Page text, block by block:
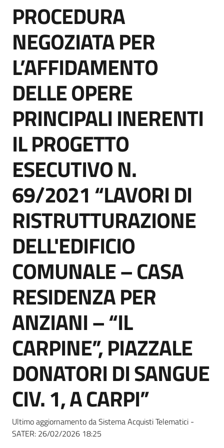
acquisto
Supporto
Piattaforme
telematiche
English
site
Seguici
su
Salta al contenuto
PROCEDURA
NEGOZIATA PER
L’AFFIDAMENTO
DELLE OPERE
PRINCIPALI INERENTI
IL PROGETTO
ESECUTIVO N.
69/2021 “LAVORI DI
RISTRUTTURAZIONE
DELL'EDIFICIO
COMUNALE – CASA
RESIDENZA PER
ANZIANI – “IL
CARPINE”, PIAZZALE
DONATORI DI SANGUE
CIV. 1, A CARPI”
Ultimo aggiornamento da Sistema Acquisti Telematici -
SATER: 26/02/2026 18:25